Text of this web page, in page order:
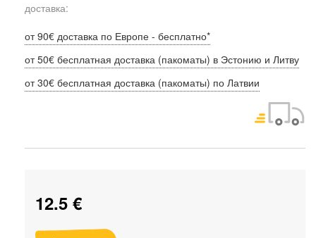
доставка:
от 90€ доставка по Европе - бесплатно*
от 50€ бесплатная доставка (пакоматы) в Эстонию и Литву
от 30€ бесплатная доставка (пакоматы) по Латвии
12.5 €